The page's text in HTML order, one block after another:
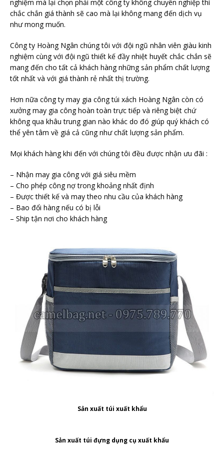
nghiệm mà lại chọn phải một công ty không chuyên nghiệp thì
chắc chắn giá thành sẽ cao mà lại không mang đến dịch vụ
như mong muốn.
Công ty Hoàng Ngân chúng tôi với đội ngũ nhân viên giàu kinh
nghiệm cùng với đội ngũ thiết kế đầy nhiệt huyết chắc chắn sẽ
mang đến cho tất cả khách hàng những sản phẩm chất lượng
tốt nhất và với giá thành rẻ nhất thị trường.
Hơn nữa công ty may gia công túi xách Hoàng Ngân còn có
xưởng may gia công hoàn toàn trực tiếp và riêng biệt chứ
không qua khâu trung gian nào khác do đó giúp quý khách có
thể yên tâm về giá cả cũng như chất lượng sản phẩm.
Mọi khách hàng khi đến với chúng tôi đều được nhận ưu đãi :
– Nhận may gia công với giá siêu mềm
– Cho phép công nợ trong khoảng nhất định
– Được thiết kế và may theo nhu cầu của khách hàng
– Bao đổi hàng nếu có bị lỗi
– Ship tận nơi cho khách hàng
Sản xuất túi xuất khẩu
Sản xuất túi đựng dụng cụ xuất khẩu